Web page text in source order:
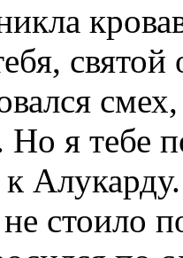
Но я тебе
к Алукарду.
стоило